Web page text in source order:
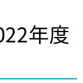
年度